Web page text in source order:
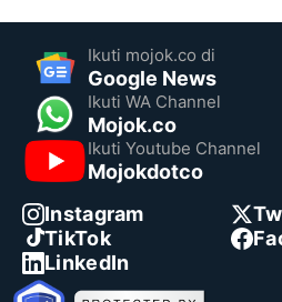
Ikuti mojok.co di
Google News
Ikuti WA Channel
Mojok.co
Ikuti Youtube Channel
Mojokdotco
Instagram
TikTok
LinkedIn